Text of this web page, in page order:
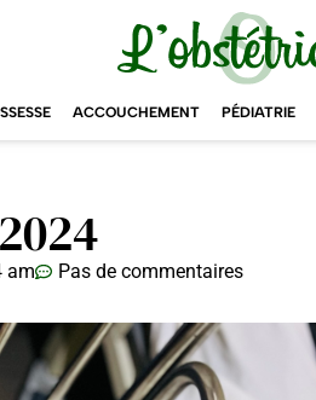
ACCOUCHEMENT PÉDIATRIE
am Pas de commentaires